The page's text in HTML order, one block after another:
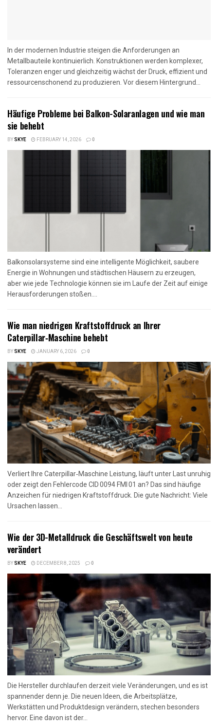
In der modernen Industrie steigen die Anforderungen an
Metallbauteile kontinuierlich. Konstruktionen werden komplexer,
Toleranzen enger und gleichzeitig wächst der Druck, effizient und
ressourcenschonend zu produzieren. Vor diesem Hintergrund...
Häufige Probleme bei Balkon-Solaranlagen und wie man
sie behebt
BYSKYE FEBRUARY 14, 2026 0
Balkonsolarsysteme sind eine intelligente Möglichkeit, saubere
Energie in Wohnungen und städtischen Häusern zu erzeugen,
aber wie jede Technologie können sie im Laufe der Zeit auf einige
Herausforderungen stoßen....
Wie man niedrigen Kraftstoffdruck an Ihrer
Caterpillar‑Maschine behebt
BYSKYE JANUARY 6, 2026 0
Verliert Ihre Caterpillar‑Maschine Leistung, läuft unter Last unruhig
oder zeigt den Fehlercode CID 0094 FMI 01 an? Das sind häufige
Anzeichen für niedrigen Kraftstoffdruck. Die gute Nachricht: Viele
Ursachen lassen...
Wie der 3D-Metalldruck die Geschäftswelt von heute
verändert
BYSKYE DECEMBER 8, 2025 0
Die Hersteller durchlaufen derzeit viele Veränderungen, und es ist
spannender denn je. Die neuen Ideen, die Arbeitsplätze,
Werkstätten und Produktdesign verändern, stechen besonders
hervor. Eine davon ist der...